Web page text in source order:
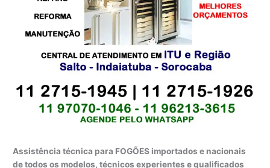
Assistência técnica para FOGÕES importados e nacionais
de todos os modelos, técnicos experientes e qualificados